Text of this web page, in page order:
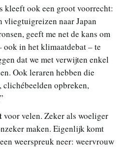
kleeft ook een groot voorrecht:
vliegtuigreizen naar Japan
geeft me net de kans om
ook in het klimaatdebat – te
dat we met verwijten enkel
Ook leraren hebben die
clichébeelden opbreken,
voor velen. Zeker als woeliger
maken. Eigenlijk komt
weerspreuk neer: weervrouw